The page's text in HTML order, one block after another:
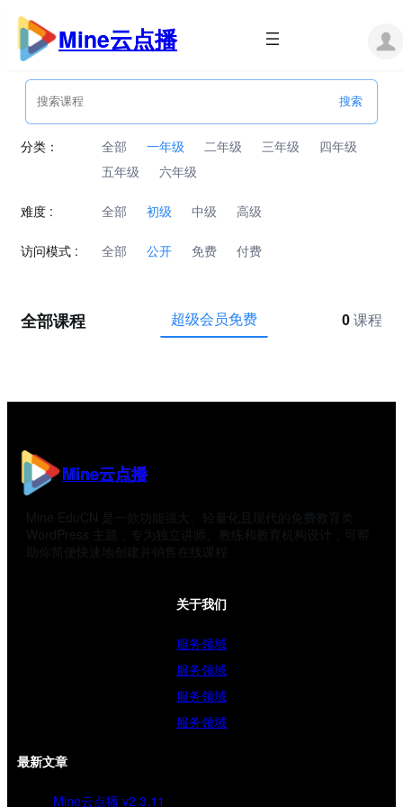
跳
内
Mine云点播
分类： 全部 一年级 二年级 三年级
四年级
五年级
六年级
难度 : 全部 初级 中级 高级
访问模式 : 全部 公开 免费 付费
全部课程 超级会员免费 0 课程
Mine云点播
Mine EduCN 是一款功能强大、轻量化且现代的免费教育类
WordPress 主题，专为独立讲师、教练和教育机构设计，可帮
助你简便快速地创建并销售在线课程
关于我们
服务领域
服务领域
服务领域
服务领域
最新文章
Mine云点播 v2.3.11